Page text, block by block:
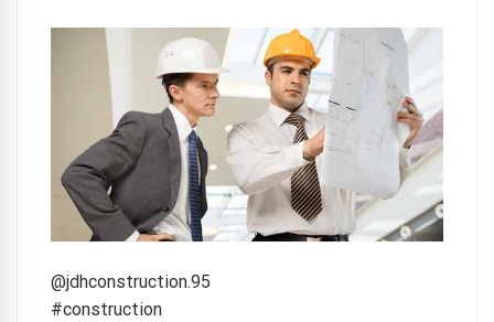
@jdhconstruction.95
#construction